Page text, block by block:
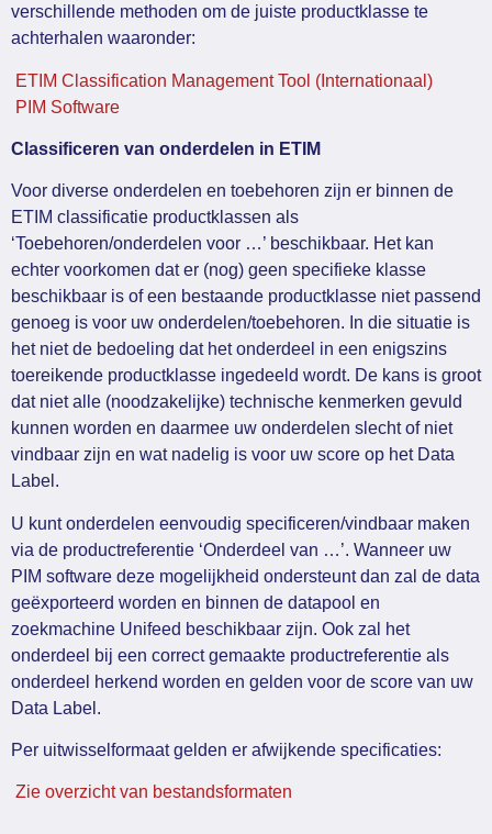
verschillende methoden om de juiste productklasse te
achterhalen waaronder:
ETIM Classification Management Tool (Internationaal)
PIM Software
Classificeren van onderdelen in ETIM
Voor diverse onderdelen en toebehoren zijn er binnen de
ETIM classificatie productklassen als
‘Toebehoren/onderdelen voor …’ beschikbaar. Het kan
echter voorkomen dat er (nog) geen specifieke klasse
beschikbaar is of een bestaande productklasse niet passend
genoeg is voor uw onderdelen/toebehoren. In die situatie is
het niet de bedoeling dat het onderdeel in een enigszins
toereikende productklasse ingedeeld wordt. De kans is groot
dat niet alle (noodzakelijke) technische kenmerken gevuld
kunnen worden en daarmee uw onderdelen slecht of niet
vindbaar zijn en wat nadelig is voor uw score op het Data
Label.
U kunt onderdelen eenvoudig specificeren/vindbaar maken
via de productreferentie ‘Onderdeel van …’. Wanneer uw
PIM software deze mogelijkheid ondersteunt dan zal de data
geëxporteerd worden en binnen de datapool en
zoekmachine Unifeed beschikbaar zijn. Ook zal het
onderdeel bij een correct gemaakte productreferentie als
onderdeel herkend worden en gelden voor de score van uw
Data Label.
Per uitwisselformaat gelden er afwijkende specificaties:
Zie overzicht van bestandsformaten